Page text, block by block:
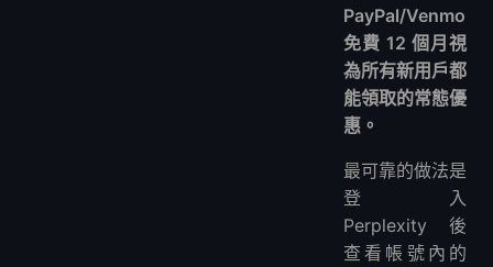
PayPal/Venmo
免費 12 個月視
為所有新用戶都
能領取的常態優
惠。
最可靠的做法是
登入
Perplexity 後
查看帳號內的